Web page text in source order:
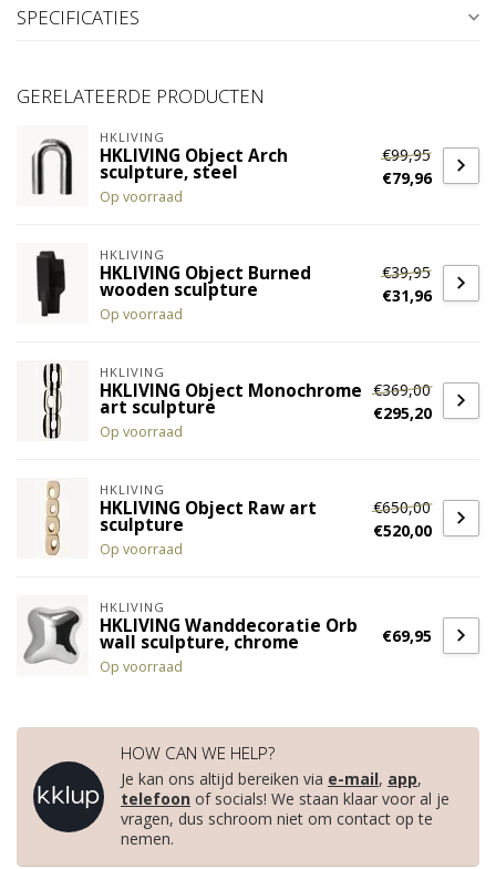
SPECIFICATIES
GERELATEERDE PRODUCTEN
HKLIVING
HKLIVING Object Arch
sculpture, steel
Op voorraad
€99,95
€79,96
HKLIVING
HKLIVING Object Burned
wooden sculpture
Op voorraad
€39,95
€31,96
HKLIVING
HKLIVING Object Monochrome
art sculpture
Op voorraad
€369,00
€295,20
HKLIVING
HKLIVING Object Raw art
sculpture
Op voorraad
€650,00
€520,00
HKLIVING
HKLIVING Wanddecoratie Orb
wall sculpture, chrome
Op voorraad
€69,95
HOW CAN WE HELP?
Je kan ons altijd bereiken via e-mail, app,
telefoon of socials! We staan klaar voor al je
vragen, dus schroom niet om contact op te
nemen.